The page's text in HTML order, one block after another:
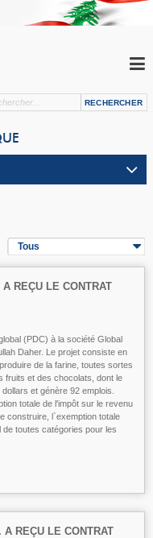
Tous
REÇU LE CONTRAT
(PDC) à la société Global
Daher. Le projet consiste en
de la farine, toutes sortes
fruits et des chocolats, dont le
et génère 92 emplois.
totale de l'impôt sur le revenu
construire, l`exemption totale
toutes catégories pour les
REÇU LE CONTRAT